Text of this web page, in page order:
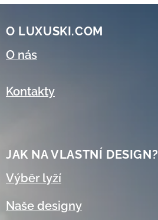
O LUXUSKI.COM
O nás
Kontakty
JAK NA VLASTNÍ DESIGN?
Výběr lyží
Naše designy